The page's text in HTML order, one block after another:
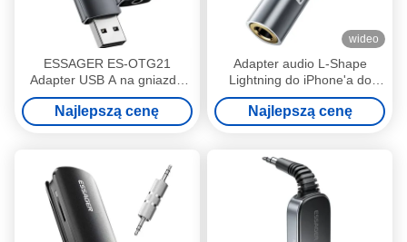
ESSAGER ES-OTG21
Adapter USB A na gniazdo
audio 3,5 mm Jack Obsługa
karty dźwiękowej
Najlepszą cenę
wideo
Adapter audio L-Shape
Lightning do iPhone'a do
gniazda 3,5 mm dla iOS i
Android
Najlepszą cenę